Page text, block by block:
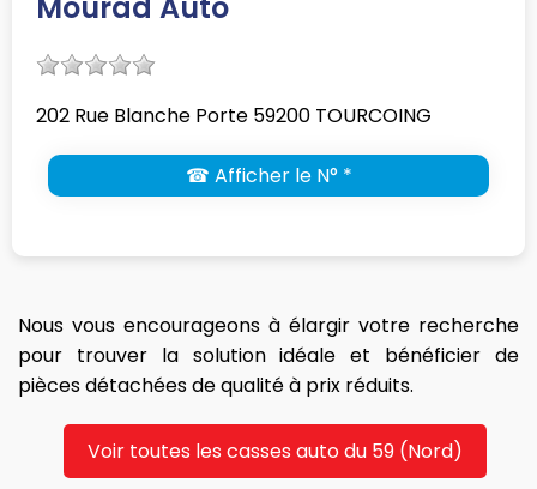
202 Rue Blanche Porte 59200 TOURCOING
☎ Afficher le N° *
Nous vous encourageons à élargir votre recherche
pour trouver la solution idéale et bénéficier de
pièces détachées de qualité à prix réduits.
Voir toutes les casses auto du 59 (Nord)